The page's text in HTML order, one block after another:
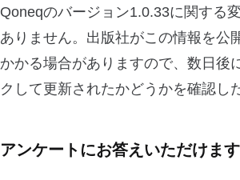
Qoneqのバージョン1.0.33に関する
ありません。出版社がこの情報を公
かかる場合がありますので、数日後
クして更新されたかどうかを確認し
アンケートにお答えいただけま